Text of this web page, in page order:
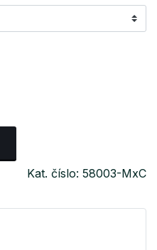
Kat. číslo: 58003-MxC